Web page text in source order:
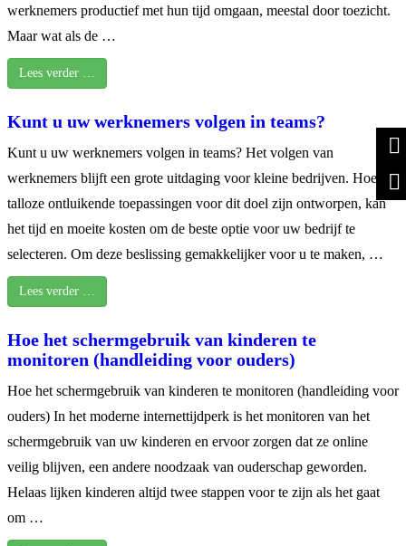
werknemers productief met hun tijd omgaan, meestal door toezicht.
Maar wat als de …
Lees verder …
Kunt u uw werknemers volgen in teams?
Kunt u uw werknemers volgen in teams? Het volgen van
werknemers blijft een grote uitdaging voor kleine bedrijven. Hoewel
talloze ontluikende toepassingen voor dit doel zijn ontworpen, kan
het tijd en moeite kosten om de beste optie voor uw bedrijf te
selecteren. Om deze beslissing gemakkelijker voor u te maken, …
Lees verder …
Hoe het schermgebruik van kinderen te
monitoren (handleiding voor ouders)
Hoe het schermgebruik van kinderen te monitoren (handleiding voor
ouders) In het moderne internettijdperk is het monitoren van het
schermgebruik van uw kinderen en ervoor zorgen dat ze online
veilig blijven, een andere noodzaak van ouderschap geworden.
Helaas lijken kinderen altijd twee stappen voor te zijn als het gaat
om …